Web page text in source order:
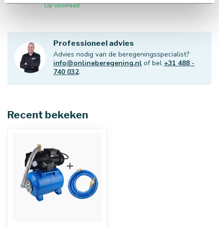
Op voorraad
Professioneel advies
Advies nodig van de beregeningsspecialist?
info@onlineberegening.nl of bel +31 488 -
740 032.
Recent bekeken